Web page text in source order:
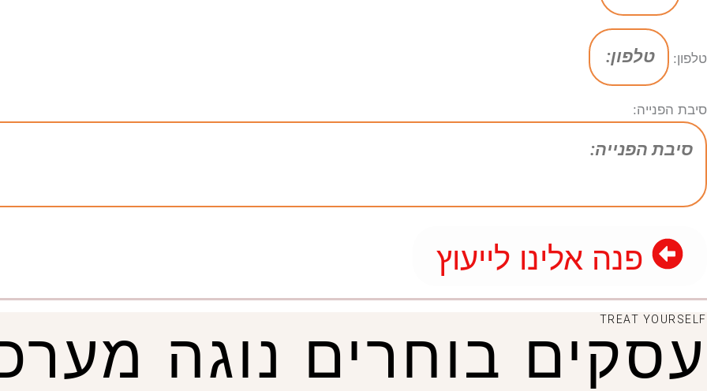
טלפון:
סיבת הפנייה:
פנה אלינו לייעוץ
TREAT YOURSELF
עסקים בוחרים נוגה